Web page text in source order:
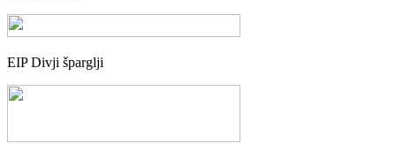
EIP Divji šparglji